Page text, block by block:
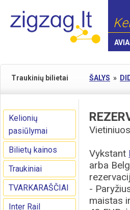
Traukinių bilietai ŠALYS »
Kelionių
pasiūlymai
Bilietų kainos
Traukiniai
TVARKARAŠČIAI
Inter Rail
Vykstant
arba
-
maistas